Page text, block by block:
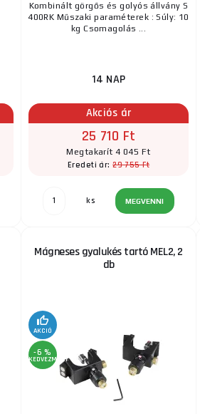
Kombinált görgős és golyós állvány S
400RK Műszaki paraméterek : Súly: 10
kg Csomagolás ...
14 NAP
Akciós ár
25 710 Ft
Megtakarít 4 045 Ft
Eredeti ár:29 755 Ft
ks MEGVENNI
Mágneses gyalukés tartó MEL2, 2
db
AKCIÓ
-6 %
KEDVEZMÉNY